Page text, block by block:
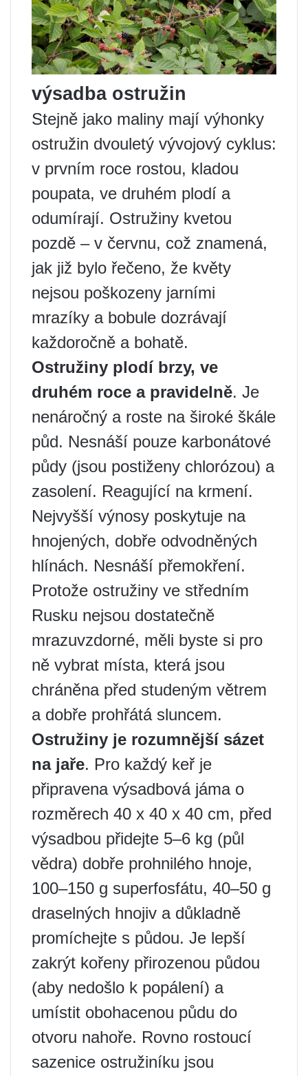
výsadba ostružin
Stejně jako maliny mají výhonky
ostružin dvouletý vývojový cyklus:
v prvním roce rostou, kladou
poupata, ve druhém plodí a
odumírají. Ostružiny kvetou
pozdě – v červnu, což znamená,
jak již bylo řečeno, že květy
nejsou poškozeny jarními
mrazíky a bobule dozrávají
každoročně a bohatě.
Ostružiny plodí brzy, ve
druhém roce a pravidelně. Je
nenáročný a roste na široké škále
půd. Nesnáší pouze karbonátové
půdy (jsou postiženy chlorózou) a
zasolení. Reagující na krmení.
Nejvyšší výnosy poskytuje na
hnojených, dobře odvodněných
hlínách. Nesnáší přemokření.
Protože ostružiny ve středním
Rusku nejsou dostatečně
mrazuvzdorné, měli byste si pro
ně vybrat místa, která jsou
chráněna před studeným větrem
a dobře prohřátá sluncem.
Ostružiny je rozumnější sázet
na jaře. Pro každý keř je
připravena výsadbová jáma o
rozměrech 40 x 40 x 40 cm, před
výsadbou přidejte 5–6 kg (půl
vědra) dobře prohnilého hnoje,
100–150 g superfosfátu, 40–50 g
draselných hnojiv a důkladně
promíchejte s půdou. Je lepší
zakrýt kořeny přirozenou půdou
(aby nedošlo k popálení) a
umístit obohacenou půdu do
otvoru nahoře. Rovno rostoucí
sazenice ostružiníku jsou